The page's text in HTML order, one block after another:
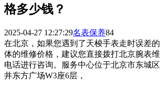
格多少钱？
2025-04-27 12:27:29名表保养84
在北京，如果您遇到了天梭手表走时误差
体的维修价格，建议您直接拨打北京腕表
电话进行咨询。服务中心位于北京市东城
井东方广场W3座6层，